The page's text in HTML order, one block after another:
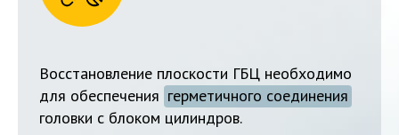
Восстановление плоскости ГБЦ необходимо
для обеспечения герметичного соединения
головки с блоком цилиндров.